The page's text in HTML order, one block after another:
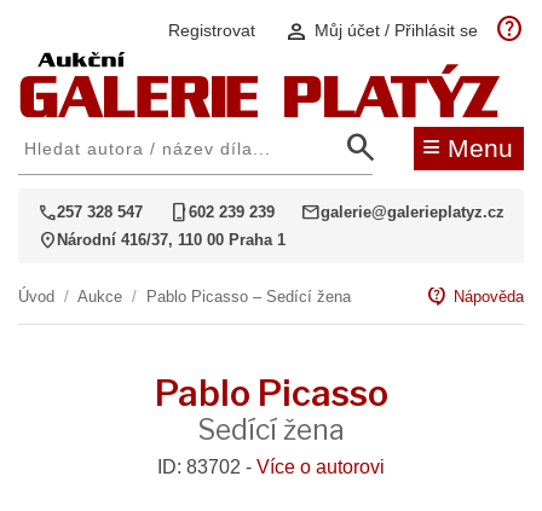
Registrovat person Můj účet / Přihlásit se help
search ≡ Menu
call257 328 547 phone_iphone602 239 239 mailgalerie@galerieplatyz.cz
location_on Národní 416/37, 110 00 Praha 1
Úvod / Aukce / Pablo Picasso – Sedící žena contact_support Nápověda
Pablo Picasso
Sedící žena
ID: 83702 - Více o autorovi